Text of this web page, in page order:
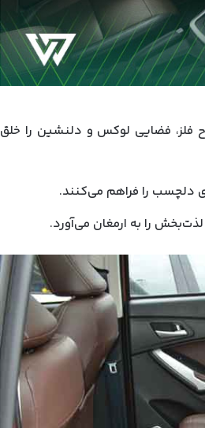
فلز، فضایی لوکس و دلنشین را خلق
دلچسب را فراهم می‌کنند.
را به ارمغان می‌آورد.